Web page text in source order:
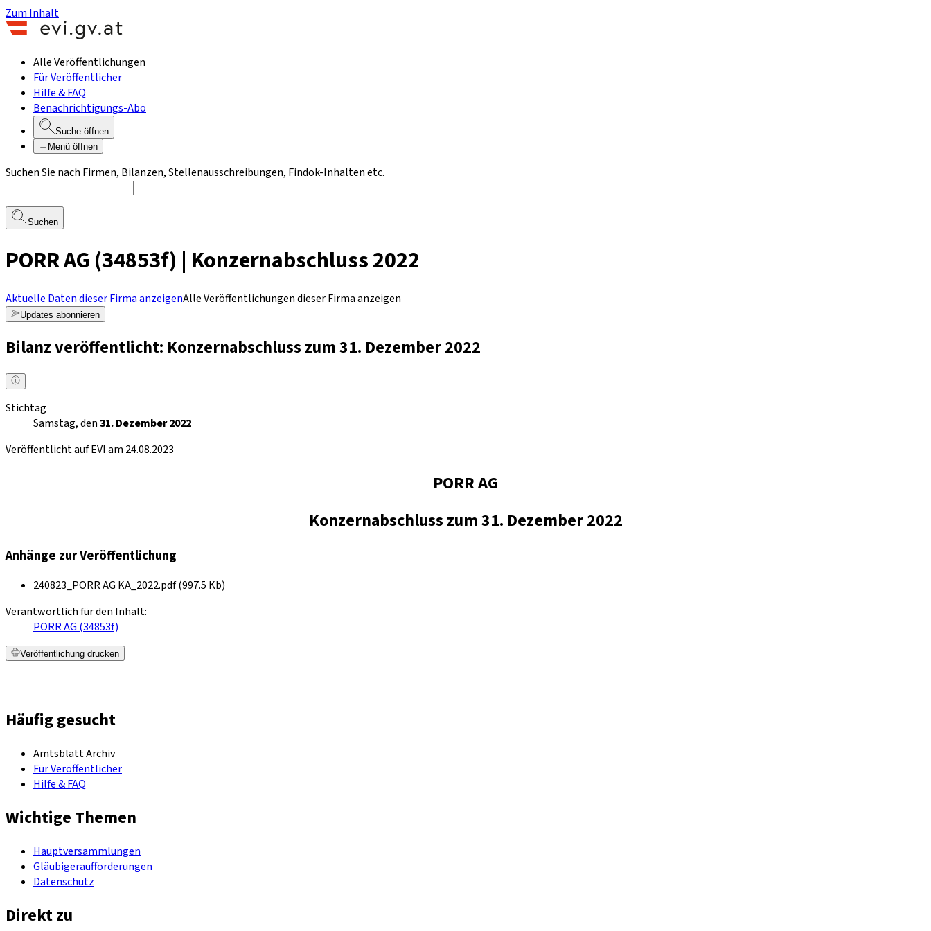
Zum Inhalt
Alle Veröffentlichungen
Für Veröffentlicher
Hilfe & FAQ
Benachrichtigungs-Abo
Suche öffnen
Menü öffnen
Suchen Sie nach Firmen, Bilanzen, Stellenausschreibungen, Findok-Inhalten etc.
Suchen
PORR AG (34853f) | Konzernabschluss 2022
Aktuelle Daten dieser Firma anzeigenAlle Veröffentlichungen dieser Firma anzeigen
Updates abonnieren
Bilanz veröffentlicht: Konzernabschluss zum 31. Dezember 2022
Stichtag
Samstag, den31. Dezember 2022
Veröffentlicht auf EVI am 24.08.2023
PORR AG
Konzernabschluss zum 31. Dezember 2022
Anhänge zur Veröffentlichung
240823_PORR AG KA_2022.pdf (997.5 Kb)
Verantwortlich für den Inhalt:
PORR AG (34853f)
Veröffentlichung drucken
Häufig gesucht
Amtsblatt Archiv
Für Veröffentlicher
Hilfe & FAQ
Wichtige Themen
Hauptversammlungen
Gläubigeraufforderungen
Datenschutz
Direkt zu